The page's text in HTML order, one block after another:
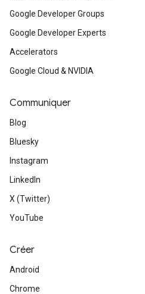
Google Developer Groups
Google Developer Experts
Accelerators
Google Cloud & NVIDIA
Communiquer
Blog
Bluesky
Instagram
LinkedIn
X (Twitter)
YouTube
Créer
Android
Chrome